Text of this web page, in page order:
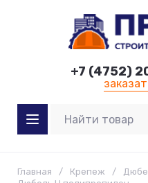
+7 (4752)
Главная / Крепеж /